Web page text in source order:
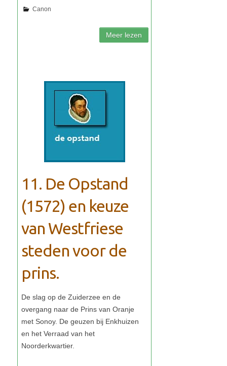
11. De Opstand
(1572) en keuze
van Westfriese
steden voor de
prins.